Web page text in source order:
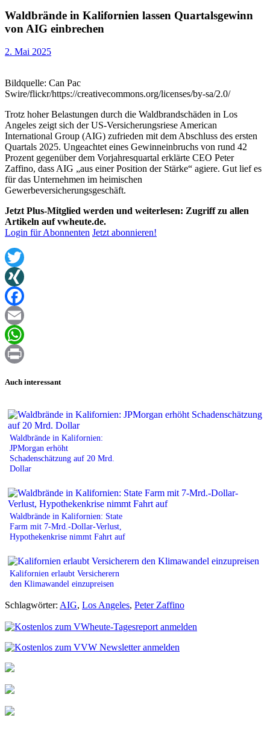
Waldbrände in Kalifornien lassen Quartalsgewinn
von AIG einbrechen
2. Mai 2025
Bildquelle: Can Pac
Swire/flickr/https://creativecommons.org/licenses/by-sa/2.0/
Trotz hoher Belastungen durch die Waldbrandschäden in Los
Angeles zeigt sich der US-Versicherungsriese American
International Group (AIG) zufrieden mit dem Abschluss des ersten
Quartals 2025. Ungeachtet eines Gewinneinbruchs von rund 42
Prozent gegenüber dem Vorjahresquartal erklärte CEO Peter
Zaffino, dass AIG „aus einer Position der Stärke“ agiere. Gut lief es
für das Unternehmen im heimischen
Gewerbeversicherungsgeschäft.
Jetzt Plus-Mitglied werden und weiterlesen: Zugriff zu allen
Artikeln auf vwheute.de.
Login für Abonnenten Jetzt abonnieren!
Twitter
XING
Facebook
Email
WhatsApp
Auch interessant
Waldbrände in Kalifornien:
JPMorgan erhöht
Schadenschätzung auf 20 Mrd.
Dollar
Waldbrände in Kalifornien: State
Farm mit 7-Mrd.-Dollar-Verlust,
Hypothekenkrise nimmt Fahrt auf
Kalifornien erlaubt Versicherern
den Klimawandel einzupreisen
Schlagwörter: AIG, Los Angeles, Peter Zaffino